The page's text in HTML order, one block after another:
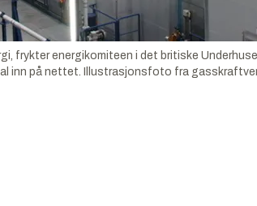
frykter energikomiteen i det britiske
inn på nettet. Illustrasjonsfoto fra